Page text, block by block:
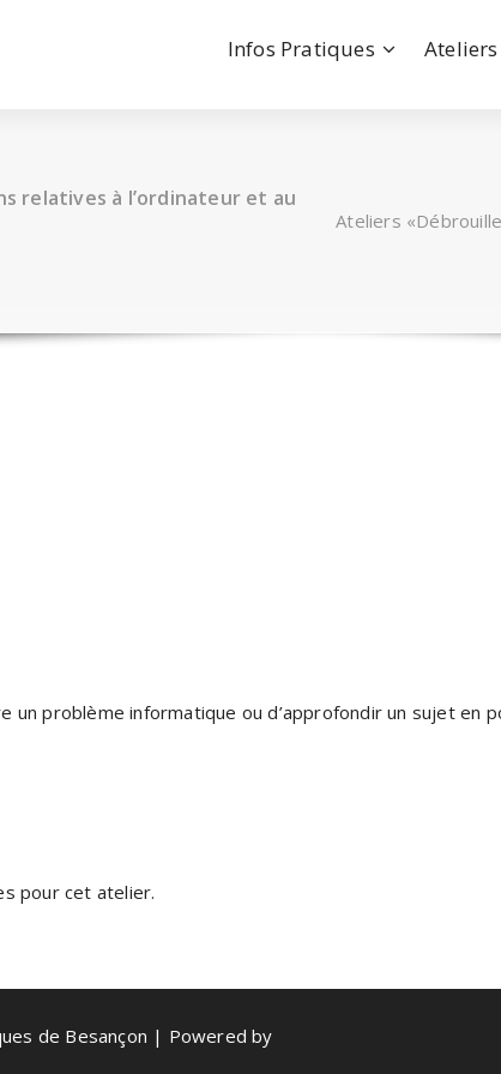
Infos Pratiques Ateliers
relatives à l’ordinateur et au
Ateliers
problème informatique ou d’approfondir un sujet en
pour cet atelier.
de Besançon | Powered by